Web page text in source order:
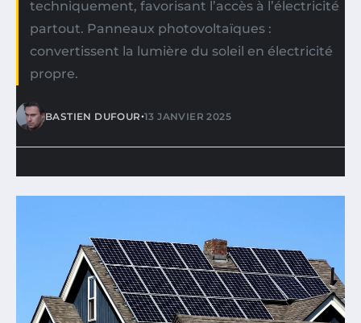
techniquement, favorisant l’accès à l’électricité
partout. Panneaux photovoltaïques :
convertissent la lumière du soleil en électricité
propre.
BASTIEN DUFOUR•13 JANVIER 2025